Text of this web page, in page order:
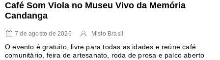
Café Som Viola no Museu Vivo da Memória
Candanga
7 de agosto de 2026 Misto Brasil
O evento é gratuito, livre para todas as idades e reúne café
comunitário, feira de artesanato, roda de prosa e palco aberto